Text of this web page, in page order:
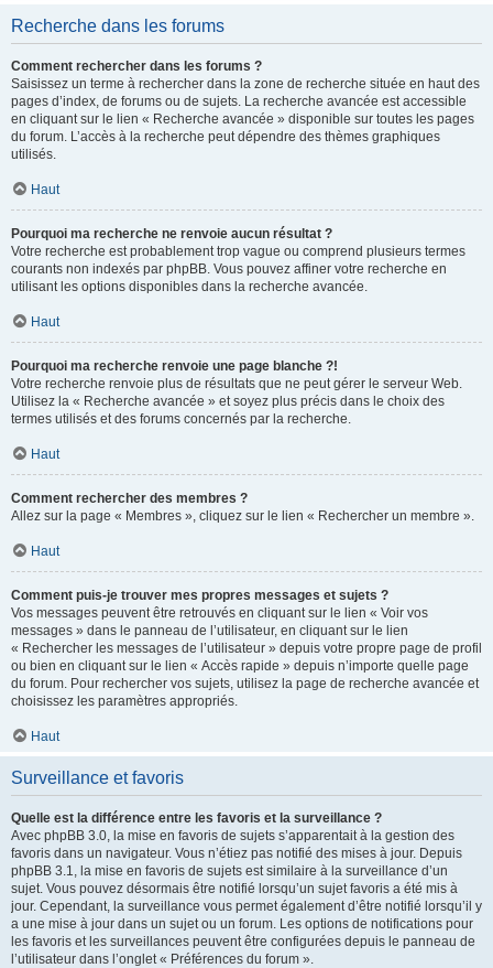
Recherche dans les forums
Comment rechercher dans les forums ?
Saisissez un terme à rechercher dans la zone de recherche située en haut des
pages d’index, de forums ou de sujets. La recherche avancée est accessible
en cliquant sur le lien « Recherche avancée » disponible sur toutes les pages
du forum. L’accès à la recherche peut dépendre des thèmes graphiques
utilisés.
Haut
Pourquoi ma recherche ne renvoie aucun résultat ?
Votre recherche est probablement trop vague ou comprend plusieurs termes
courants non indexés par phpBB. Vous pouvez affiner votre recherche en
utilisant les options disponibles dans la recherche avancée.
Haut
Pourquoi ma recherche renvoie une page blanche ?!
Votre recherche renvoie plus de résultats que ne peut gérer le serveur Web.
Utilisez la « Recherche avancée » et soyez plus précis dans le choix des
termes utilisés et des forums concernés par la recherche.
Haut
Comment rechercher des membres ?
Allez sur la page « Membres », cliquez sur le lien « Rechercher un membre ».
Haut
Comment puis-je trouver mes propres messages et sujets ?
Vos messages peuvent être retrouvés en cliquant sur le lien « Voir vos
messages » dans le panneau de l’utilisateur, en cliquant sur le lien
« Rechercher les messages de l’utilisateur » depuis votre propre page de profil
ou bien en cliquant sur le lien « Accès rapide » depuis n’importe quelle page
du forum. Pour rechercher vos sujets, utilisez la page de recherche avancée et
choisissez les paramètres appropriés.
Haut
Surveillance et favoris
Quelle est la différence entre les favoris et la surveillance ?
Avec phpBB 3.0, la mise en favoris de sujets s’apparentait à la gestion des
favoris dans un navigateur. Vous n’étiez pas notifié des mises à jour. Depuis
phpBB 3.1, la mise en favoris de sujets est similaire à la surveillance d’un
sujet. Vous pouvez désormais être notifié lorsqu’un sujet favoris a été mis à
jour. Cependant, la surveillance vous permet également d’être notifié lorsqu’il y
a une mise à jour dans un sujet ou un forum. Les options de notifications pour
les favoris et les surveillances peuvent être configurées depuis le panneau de
l’utilisateur dans l’onglet « Préférences du forum ».